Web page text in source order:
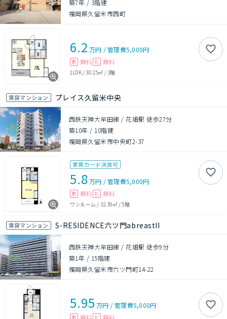
築7年 / 3階建
福岡県久留米市西町
6.2 万円 /管理費5,000円
敷 無料 礼 無料
1LDK/30.15㎡ /3階
賃貸マンション プレイス久留米中央
西鉄天神大牟田線 / 花畑駅 徒歩27分
築10年 / 10階建
福岡県久留米市中央町2-37
家賃カード決済可
5.8万円 /管理費5,000円
敷 無料 礼 無料
ワンルーム / 32.39㎡/5階
賃貸マンション S-RESIDENCE六ツ門abreastII
西鉄天神大牟田線 / 花畑駅 徒歩9分
築1年 / 15階建
福岡県久留米市六ツ門町14-22
5.95 万円 /管理費5,000円
敷 無料 礼 無料